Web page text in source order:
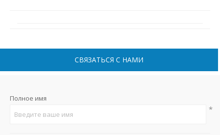
СВЯЗАТЬСЯ С НАМИ
Полное имя
*